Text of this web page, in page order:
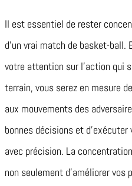
Il est essentiel de rester
d’un vrai match de basket-ball.
votre attention sur l’action qui
terrain, vous serez en mesure
aux mouvements des
bonnes décisions et
avec précision. La
non seulement d’améliorer vos